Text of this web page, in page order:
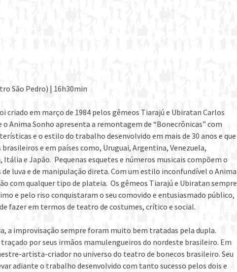
São Pedro) | 16h30min
criado em março de 1984 pelos gêmeos Tiarajú e Ubiratan Carlos
o Anima Sonho apresenta a remontagem de “Bonecrônicas” com
e o estilo do trabalho desenvolvido em mais de 30 anos e que
e em países como, Uruguai, Argentina, Venezuela,
e Japão. Pequenas esquetes e números musicais compõem o
luva e de manipulação direta. Com um estilo inconfundível o Anima
com qualquer tipo de plateia. Os gêmeos Tiarajú e Ubiratan sempre
e pelo riso conquistaram o seu comovido e entusiasmado público,
fazer em termos de teatro de costumes, crítico e social.
a improvisação sempre foram muito bem tratadas pela dupla.
por seus irmãos mamulengueiros do nordeste brasileiro. Em
artista-criador no universo do teatro de bonecos brasileiro. Seu
adiante o trabalho desenvolvido com tanto sucesso pelos dois e